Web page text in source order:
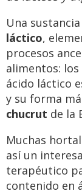
Una
láctico,
procesos
alimentos:
ácido láctico
y su forma
chucrut de la
Muchas
así un
terapéutico
contenido en